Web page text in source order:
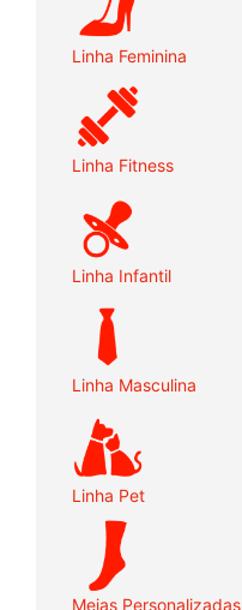
Linha Feminina
Linha Fitness
Linha Infantil
Linha Masculina
Linha Pet
Meias Personalizadas